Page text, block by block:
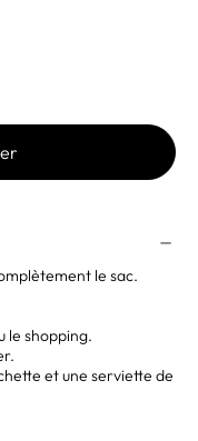
le sac.
le shopping.
et une serviette de